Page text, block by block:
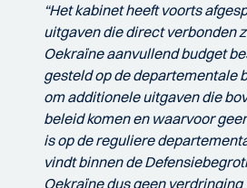
“Het kabinet heeft voorts
uitgaven die direct verbonden
Oekraïne aanvullend budget
gesteld op de departementale
om additionele uitgaven die
beleid komen en waarvoor
is op de reguliere
vindt binnen de
Oekraïne dus geen